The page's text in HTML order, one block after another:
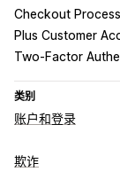
Checkout Process
Plus Customer
Two-Factor
类别
账户和登录
客户登录
欺诈